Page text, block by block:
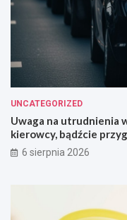
UNCATEGORIZED
Uwaga na utrudnienia
kierowcy, bądźcie
6 sierpnia 2026